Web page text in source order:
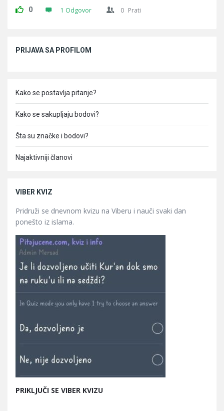
0 1 Odgovor 0 Prati
PRIJAVA SA PROFILOM
Kako se postavlja pitanje?
Kako se sakupljaju bodovi?
Šta su značke i bodovi?
Najaktivniji članovi
VIBER KVIZ
Pridruži se dnevnom kvizu na Viberu i nauči svaki dan
ponešto iz islama.
PRIKLJUČI SE VIBER KVIZU